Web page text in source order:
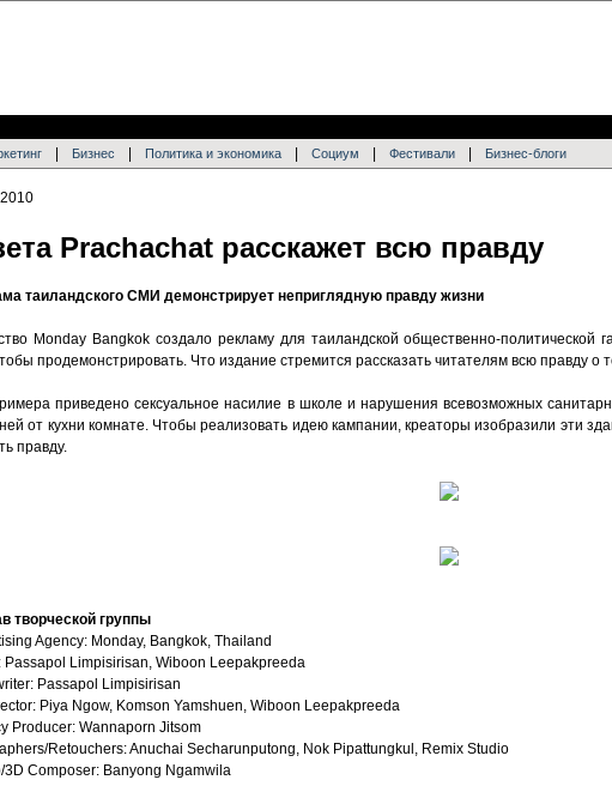
Бизнес Политика и экономика Социум Фестивали Бизнес-блоги
Prachachat расскажет всю правду
таиландского СМИ демонстрирует неприглядную правду жизни
Monday Bangkok создало рекламу для таиландской общественно-
продемонстрировать. Что издание стремится рассказать читателям всю правду
приведено сексуальное насилие в школе и нарушения всевозможных
от кухни комнате. Чтобы реализовать идею кампании, креаторы изобразили эти
правду.
творческой группы
Agency: Monday, Bangkok, Thailand
Passapol Limpisirisan, Wiboon Leepakpreeda
Passapol Limpisirisan
Piya Ngow, Komson Yamshuen, Wiboon Leepakpreeda
Producer: Wannaporn Jitsom
Retouchers: Anuchai Secharunputong, Nok Pipattungkul, Remix Studio
3D Composer: Banyong Ngamwila